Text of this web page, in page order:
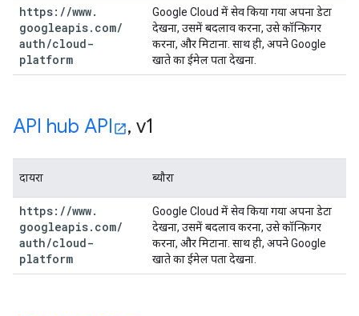
https: //www.
googleapis. com/
auth/cloud-
platform
Google Cloud में सेव किया गया अपना डेटा
देखना, उसमें बदलाव करना, उसे कॉन्फ़िगर
करना, और मिटाना. साथ ही, अपने Google
खाते का ईमेल पता देखना.
API hub API , v1
दायरा ब्यौरा
https: //www.
googleapis. com/
auth/cloud-
platform
Google Cloud में सेव किया गया अपना डेटा
देखना, उसमें बदलाव करना, उसे कॉन्फ़िगर
करना, और मिटाना. साथ ही, अपने Google
खाते का ईमेल पता देखना.